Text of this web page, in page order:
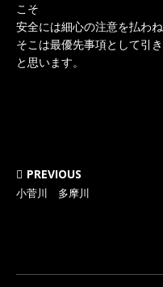
こそ
安全には細心の注意を払わ
そこは最優先事項として引
と思います。
PREVIOUS
小菅川 多摩川